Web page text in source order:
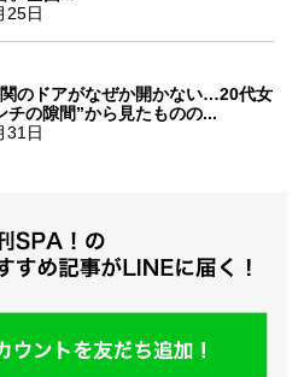
25日
のドアがなぜか開かない…20代女
チの隙間”から見たものの...
31日